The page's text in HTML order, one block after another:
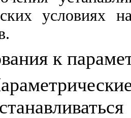
условиях
к